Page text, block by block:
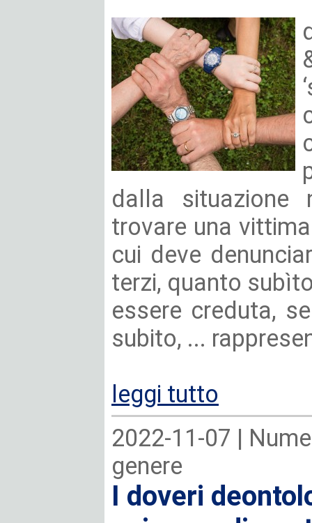
dalla
trovare una
cui deve
terzi, quanto
essere creduta,
subito, ...
leggi tutto
2022-11-07 |
genere
I doveri